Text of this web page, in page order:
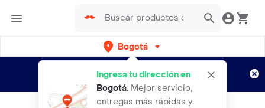
Bogotá
Ingresa tu dirección en
Bogotá. Mejor servicio,
entregas más rápidas y
envíos gratis por semanas
Aplican TyC